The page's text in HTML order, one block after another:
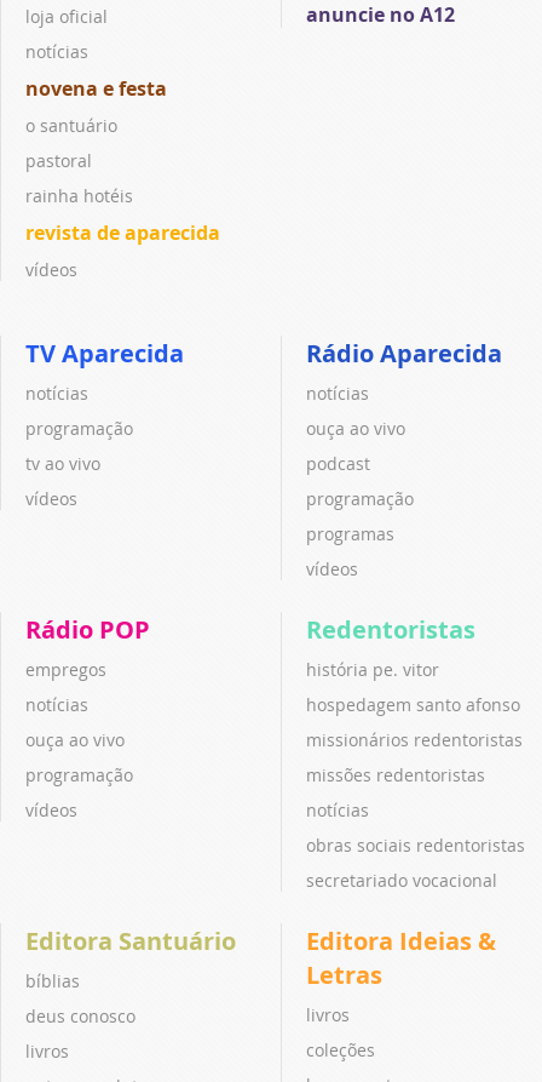
loja oficial
notícias
novena e festa
o santuário
pastoral
rainha hotéis
revista de aparecida
vídeos
anuncie no A12
TV Aparecida
notícias
programação
tv ao vivo
vídeos
Rádio Aparecida
notícias
ouça ao vivo
podcast
programação
programas
vídeos
Rádio POP
empregos
notícias
ouça ao vivo
programação
vídeos
Redentoristas
história pe. vitor
hospedagem santo afonso
missionários redentoristas
missões redentoristas
notícias
obras sociais redentoristas
secretariado vocacional
Editora Santuário
bíblias
deus conosco
livros
Editora Ideias &
Letras
livros
coleções